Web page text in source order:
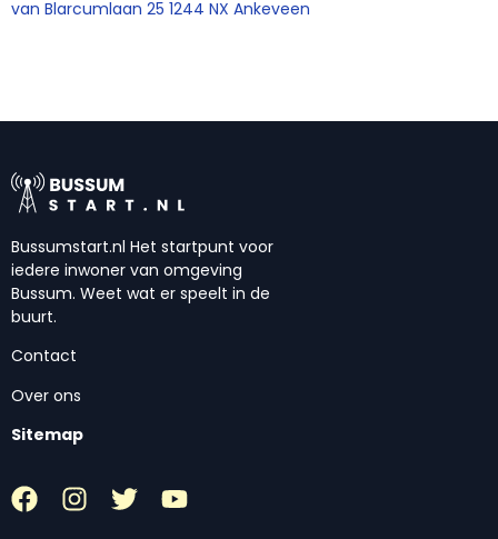
van Blarcumlaan 25 1244 NX Ankeveen
Bussumstart.nl Het startpunt voor
iedere inwoner van omgeving
Bussum. Weet wat er speelt in de
buurt.
Contact
Over ons
Sitemap